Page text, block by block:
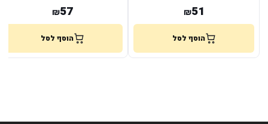
₪51
הוסף לסל
₪57
הוסף לסל